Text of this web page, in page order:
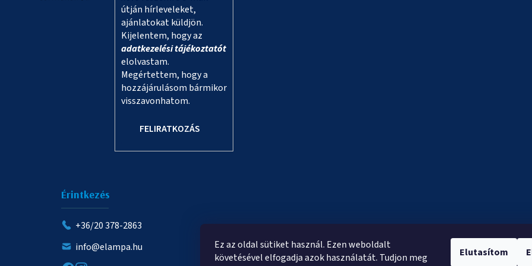
Ez az oldal sütiket használ. Ezen weboldalt
követésével elfogadja azok használatát. Tudjon meg
Elutasítom
útján hírleveleket,
ajánlatokat küldjön.
Kijelentem, hogy az
adatkezelési tájékoztatót
elolvastam.
Megértettem, hogy a
hozzájárulásom bármikor
visszavonhatom.
FELIRATKOZÁS
Érintkezés
+36/20 378-2863
info@elampa.hu